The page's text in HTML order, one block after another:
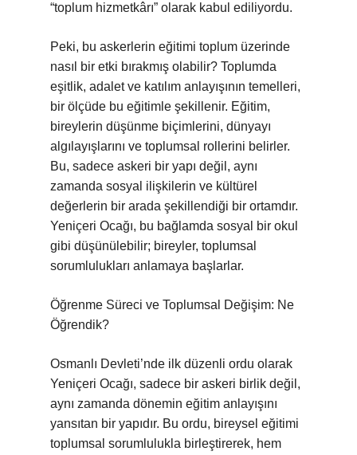
“toplum hizmetkârı” olarak kabul ediliyordu.
Peki, bu askerlerin eğitimi toplum üzerinde
nasıl bir etki bırakmış olabilir? Toplumda
eşitlik, adalet ve katılım anlayışının temelleri,
bir ölçüde bu eğitimle şekillenir. Eğitim,
bireylerin düşünme biçimlerini, dünyayı
algılayışlarını ve toplumsal rollerini belirler.
Bu, sadece askeri bir yapı değil, aynı
zamanda sosyal ilişkilerin ve kültürel
değerlerin bir arada şekillendiği bir ortamdır.
Yeniçeri Ocağı, bu bağlamda sosyal bir okul
gibi düşünülebilir; bireyler, toplumsal
sorumlulukları anlamaya başlarlar.
Öğrenme Süreci ve Toplumsal Değişim: Ne
Öğrendik?
Osmanlı Devleti’nde ilk düzenli ordu olarak
Yeniçeri Ocağı, sadece bir askeri birlik değil,
aynı zamanda dönemin eğitim anlayışını
yansıtan bir yapıdır. Bu ordu, bireysel eğitimi
toplumsal sorumlulukla birleştirerek, hem